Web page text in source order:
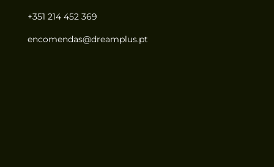
+351 214 452 369
encomendas@dreamplus.pt